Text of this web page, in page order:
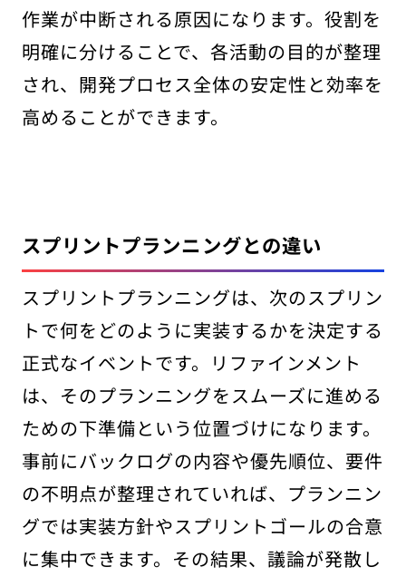
作業が中断される原因になります。役割を
明確に分けることで、各活動の目的が整理
され、開発プロセス全体の安定性と効率を
高めることができます。
スプリントプランニングとの違い
スプリントプランニングは、次のスプリン
トで何をどのように実装するかを決定する
正式なイベントです。リファインメント
は、そのプランニングをスムーズに進める
ための下準備という位置づけになります。
事前にバックログの内容や優先順位、要件
の不明点が整理されていれば、プランニン
グでは実装方針やスプリントゴールの合意
に集中できます。その結果、議論が発散し